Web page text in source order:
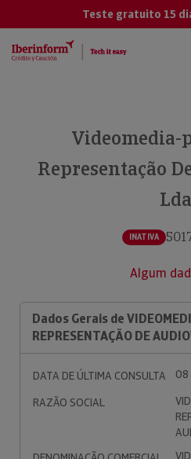
Teste gratuito 15
Videomedia-
Representação
Lda
INATIVA
Algum
Dados Gerais de
REPRESENTAÇÃO DE
DATA DE ÚLTIMA CONSULTA
08
RAZÃO SOCIAL